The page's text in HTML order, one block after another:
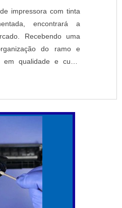
impressora com tinta
encontrará a
Recebendo uma
do ramo e
qualidade e custo
IMPRESSORA COM
OU PIGMENTADASe
com tinta
em uma empresa